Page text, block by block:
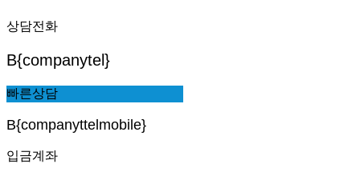
상담전화
B{companytel}
빠른상담
B{companyttelmobile}
입금계좌